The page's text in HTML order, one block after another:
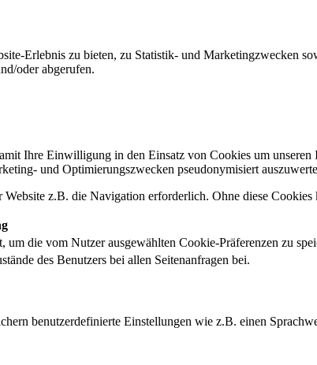
Erlebnis zu bieten, zu Statistik- und Marketingzwecken
oder abgerufen.
Ihre Einwilligung in den Einsatz von Cookies um
und Optimierungszwecken pseudonymisiert
z.B. die Navigation erforderlich. Ohne diese
um die vom Nutzer ausgewählten Cookie-Präferenzen zu
des Benutzers bei allen Seitenanfragen bei.
benutzerdefinierte Einstellungen wie z.B. einen